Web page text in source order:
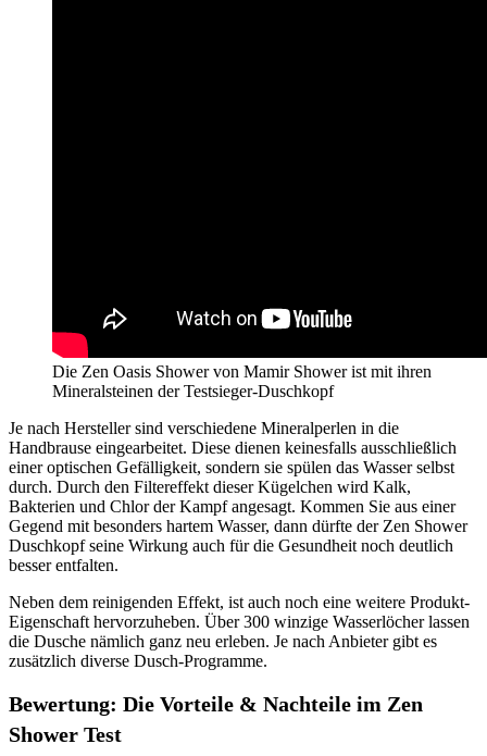
Die Zen Oasis Shower von Mamir Shower ist mit ihren
Mineralsteinen der Testsieger-Duschkopf
Je nach Hersteller sind verschiedene Mineralperlen in die
Handbrause eingearbeitet. Diese dienen keinesfalls ausschließlich
einer optischen Gefälligkeit, sondern sie spülen das Wasser selbst
durch. Durch den Filtereffekt dieser Kügelchen wird Kalk,
Bakterien und Chlor der Kampf angesagt. Kommen Sie aus einer
Gegend mit besonders hartem Wasser, dann dürfte der Zen Shower
Duschkopf seine Wirkung auch für die Gesundheit noch deutlich
besser entfalten.
Neben dem reinigenden Effekt, ist auch noch eine weitere Produkt-
Eigenschaft hervorzuheben. Über 300 winzige Wasserlöcher lassen
die Dusche nämlich ganz neu erleben. Je nach Anbieter gibt es
zusätzlich diverse Dusch-Programme.
Bewertung: Die Vorteile & Nachteile im Zen
Shower Test